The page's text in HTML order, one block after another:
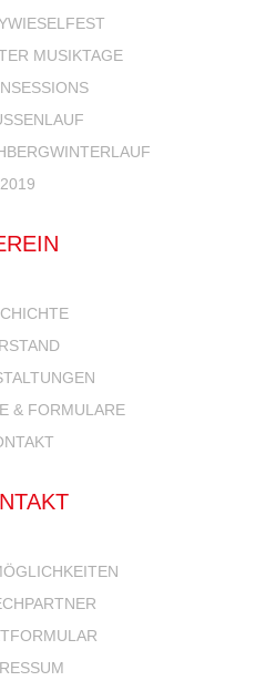
MUSIKTAGE
2019
& FORMULARE